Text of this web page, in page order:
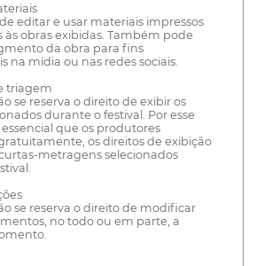
editar e usar materiais impressos
às obras exibidas. Também pode
da obra para fins
na mídia ou nas redes sociais.
triagem
se reserva o direito de exibir os
durante o festival. Por esse
que os produtores
os direitos de exibição
metragens selecionados
se reserva o direito de modificar
no todo ou em parte, a